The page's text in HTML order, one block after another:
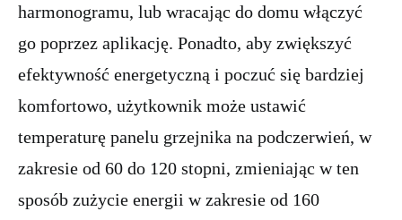
harmonogramu, lub wracając do domu włączyć
go poprzez aplikację. Ponadto, aby zwiększyć
efektywność energetyczną i poczuć się bardziej
komfortowo, użytkownik może ustawić
temperaturę panelu grzejnika na podczerwień, w
zakresie od 60 do 120 stopni, zmieniając w ten
sposób zużycie energii w zakresie od 160